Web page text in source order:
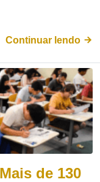
Continuar lendo
de 130